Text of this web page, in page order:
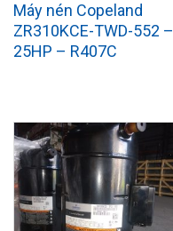
Máy nén Copeland
ZR310KCE-TWD-552 –
25HP – R407C